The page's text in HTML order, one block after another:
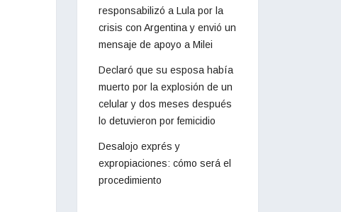
responsabilizó a Lula por la
crisis con Argentina y envió un
mensaje de apoyo a Milei
Declaró que su esposa había
muerto por la explosión de un
celular y dos meses después
lo detuvieron por femicidio
Desalojo exprés y
expropiaciones: cómo será el
procedimiento